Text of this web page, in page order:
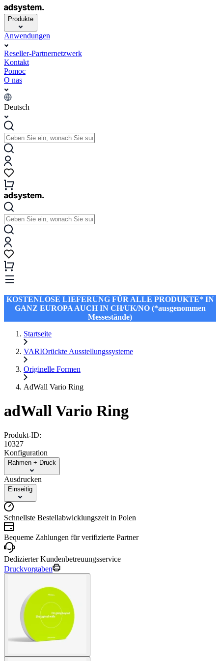
Produkte
Anwendungen
Reseller-Partnernetzwerk
Kontakt
Pomoc
O nas
Deutsch
KOSTENLOSE LIEFERUNG FÜR ALLE PRODUKTE* IN
GANZ EUROPA AUCH IN CH/UK/NO (*ausgenommen
Messestände)
Startseite
VARIOrückte Ausstellungssysteme
Originelle Formen
AdWall Vario Ring
adWall Vario Ring
Produkt-ID:
10327
Konfiguration
Rahmen + Druck
Ausdrucken
Einseitig
Schnellste Bestellabwicklungszeit in Polen
Bequeme Zahlungen für verifizierte Partner
Dedizierter Kundenbetreuungsservice
Druckvorgaben